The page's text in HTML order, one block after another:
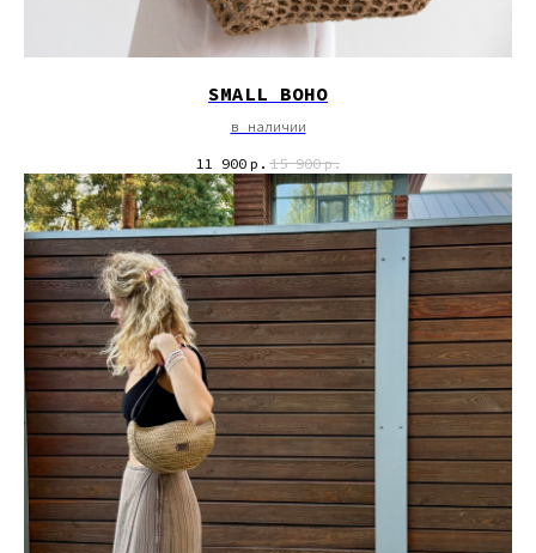
SMALL BOHO
в наличии
11 900 р. 15 900 р.